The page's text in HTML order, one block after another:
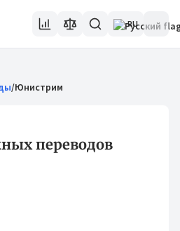
RU
/Юнистрим
переводов